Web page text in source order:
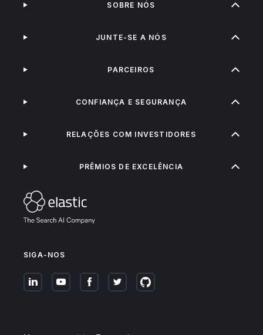
SIGA-NOS
SOBRE NÓS
JUNTE-SE A NÓS
PARCEIROS
CONFIANÇA E SEGURANÇA
RELAÇÕES COM INVESTIDORES
PRÊMIOS DE EXCELÊNCIA